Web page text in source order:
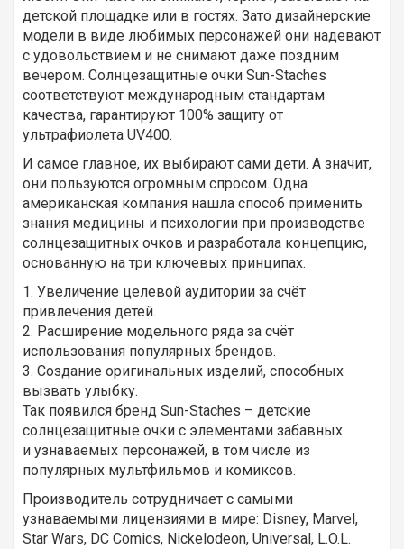
детской площадке или в гостях. Зато дизайнерские
модели в виде любимых персонажей они надевают
с удовольствием и не снимают даже поздним
вечером. Солнцезащитные очки Sun-Staches
соответствуют международным стандартам
качества, гарантируют 100% защиту от
ультрафиолета UV400.
И самое главное, их выбирают сами дети. А значит,
они пользуются огромным спросом. Одна
американская компания нашла способ применить
знания медицины и психологии при производстве
солнцезащитных очков и разработала концепцию,
основанную на три ключевых принципах.
1. Увеличение целевой аудитории за счёт
привлечения детей.
2. Расширение модельного ряда за счёт
использования популярных брендов.
3. Создание оригинальных изделий, способных
вызвать улыбку.
Так появился бренд Sun-Staches – детские
солнцезащитные очки с элементами забавных
и узнаваемых персонажей, в том числе из
популярных мультфильмов и комиксов.
Производитель сотрудничает с самыми
узнаваемыми лицензиями в мире: Disney, Marvel,
Star Wars, DC Comics, Nickelodeon, Universal, L.O.L.